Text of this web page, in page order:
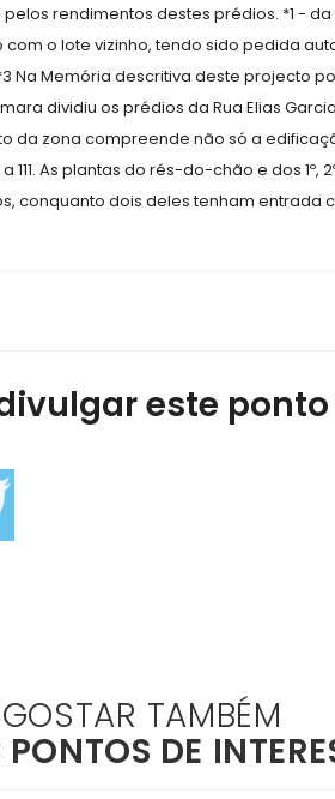
rendimentos destes prédios. *1 -
o lote vizinho, tendo sido pedida
Na Memória descritiva deste projecto
dividiu os prédios da Rua Elias
da zona compreende não só a
111. As plantas do rés-do-chão e dos
conquanto dois deles tenham entrada
este
TAMBÉM
DE